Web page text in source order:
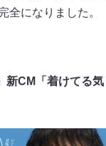
全になりました。
新CM「着けてる気